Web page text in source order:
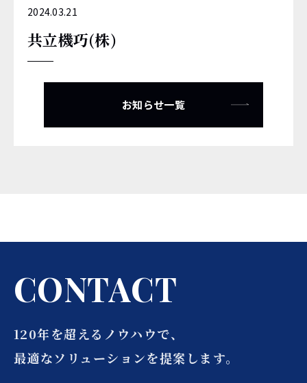
2024.03.21
共立機巧(株)
お知らせ一覧
CONTACT
120年を超えるノウハウで、
最適なソリューションを提案します。